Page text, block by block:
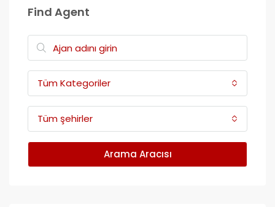
Find Agent
Tüm Kategoriler
Tüm şehirler
Arama Aracısı